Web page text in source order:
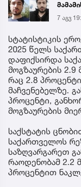
13:15
სტატისტიკის
2025 წელს
დაფიქსირდა
მოგზაურების
რაც 2.8
მაჩვენებელზე.
პროცენტი,
მოგზაურების
საქსტატის
საქართველოს
საზღვარგარეთ
რაოდენობამ 2.2
პროცენტით